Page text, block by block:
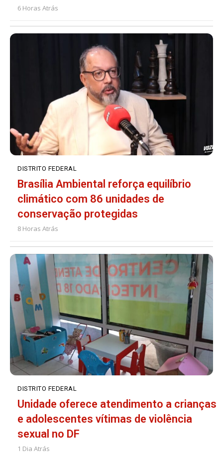
6 Horas Atrás
DISTRITO FEDERAL
Brasília Ambiental reforça equilíbrio
climático com 86 unidades de
conservação protegidas
8 Horas Atrás
DISTRITO FEDERAL
Unidade oferece atendimento a crianças
e adolescentes vítimas de violência
sexual no DF
1 Dia Atrás